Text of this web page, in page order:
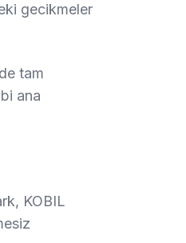
gecikmeler
tam
ana
KOBIL